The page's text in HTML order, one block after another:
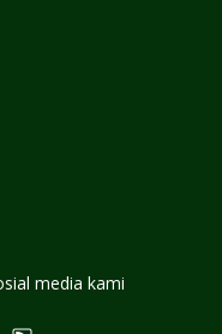
media kami